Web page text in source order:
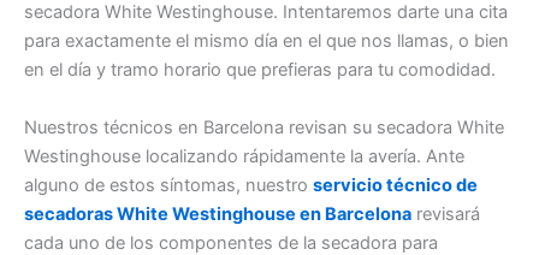
secadora White Westinghouse. Intentaremos darte una cita
para exactamente el mismo día en el que nos llamas, o bien
en el día y tramo horario que prefieras para tu comodidad.
Nuestros técnicos en Barcelona revisan su secadora White
Westinghouse localizando rápidamente la avería. Ante
alguno de estos síntomas, nuestro servicio técnico de
secadoras White Westinghouse en Barcelona revisará
cada uno de los componentes de la secadora para